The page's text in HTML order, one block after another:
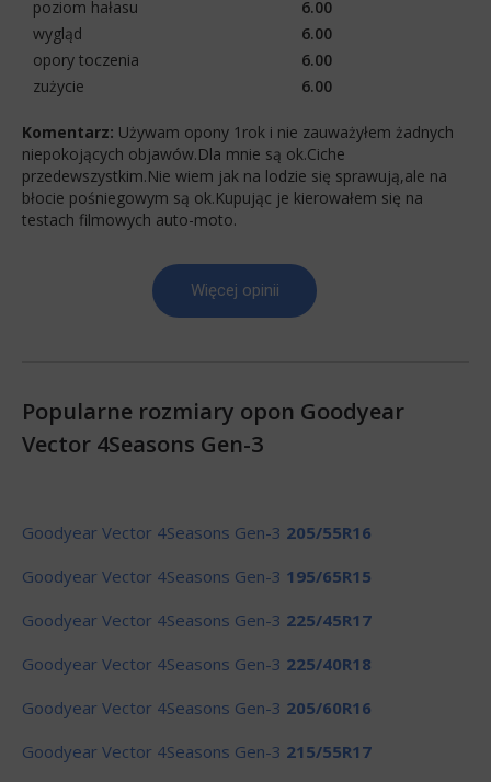
poziom hałasu
6.00
wygląd
6.00
opory toczenia
6.00
zużycie
6.00
Komentarz: Używam opony 1rok i nie zauważyłem żadnych
niepokojących objawów.Dla mnie są ok.Ciche
przedewszystkim.Nie wiem jak na lodzie się sprawują,ale na
błocie pośniegowym są ok.Kupując je kierowałem się na
testach filmowych auto-moto.
Więcej opinii
Popularne rozmiary opon Goodyear
Vector 4Seasons Gen-3
Goodyear Vector 4Seasons Gen-3 205/55R16
Goodyear Vector 4Seasons Gen-3 195/65R15
Goodyear Vector 4Seasons Gen-3 225/45R17
Goodyear Vector 4Seasons Gen-3 225/40R18
Goodyear Vector 4Seasons Gen-3 205/60R16
Goodyear Vector 4Seasons Gen-3 215/55R17